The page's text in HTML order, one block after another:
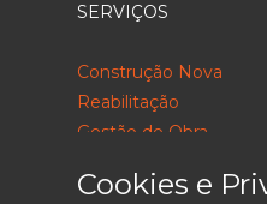
SERVIÇOS
Construção Nova
Reabilitação
Gestão de Obra
Cookies e